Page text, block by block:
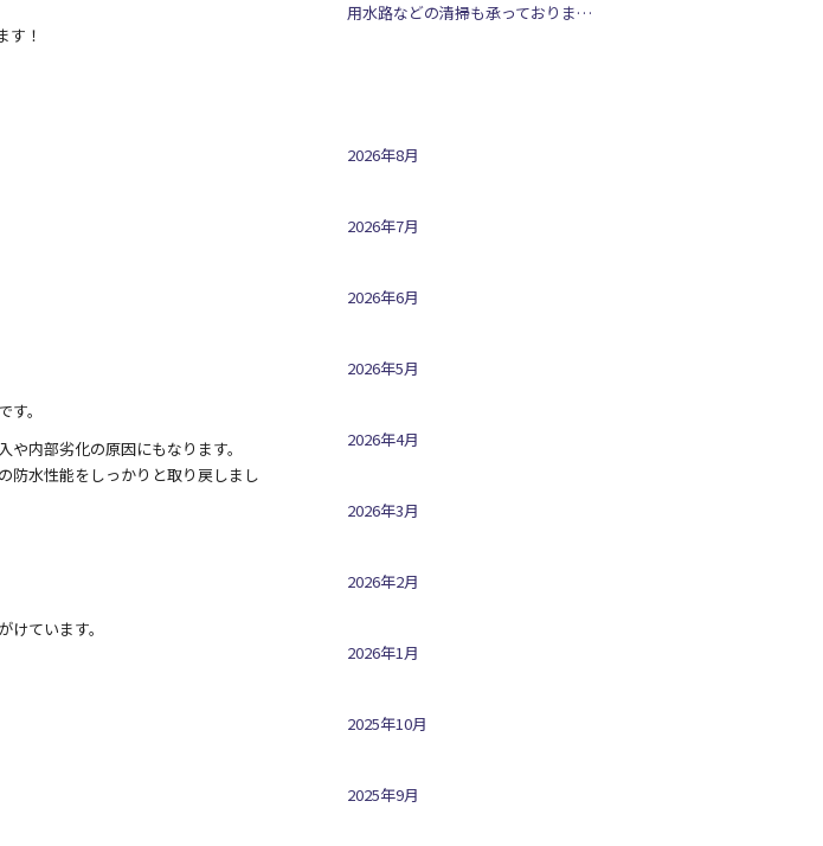
す！
。
内部劣化の原因にもなります。
防水性能をしっかりと取り戻しまし
ています。
用水路などの清掃も承っております！
2026年8月
2026年7月
2026年6月
2026年5月
2026年4月
2026年3月
2026年2月
2026年1月
2025年10月
2025年9月